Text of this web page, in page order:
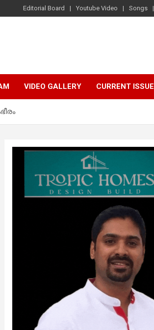
Editorial Board Youtube Video Songs
VIDEO GALLERY CURRENT ISSUE